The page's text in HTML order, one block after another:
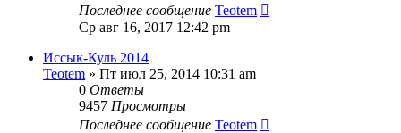
Последнее сообщение Teotem
Ср авг 16, 2017 12:42 pm
Иссык-Куль 2014
Teotem » Пт июл 25, 2014 10:31 am
0 Ответы
9457 Просмотры
Последнее сообщение Teotem